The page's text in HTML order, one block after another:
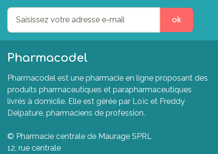
ok
Pharmacodel
Pharmacodel est une pharmacie en ligne proposant des
produits pharmaceutiques et parapharmaceutiques
livrés à domicile. Elle est gérée par Loïc et Freddy
Delpature, pharmaciens de profession.
© Pharmacie centrale de Maurage SPRL
12, rue centrale